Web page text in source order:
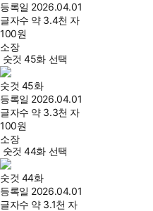
등록일 2026.04.01
글자수 약 3.4천 자
100원
소장
숫것 45화 선택
숫것 45화
등록일 2026.04.01
글자수 약 3.3천 자
100원
소장
숫것 44화 선택
숫것 44화
등록일 2026.04.01
글자수 약 3.1천 자